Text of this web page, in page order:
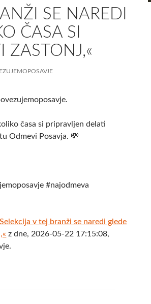
SE NAREDI
ČASA SI
ZASTONJ,«
časa si pripravljen delati
Odmevi Posavja. 💸
#najodmeva
v tej branži se naredi glede
z dne, 2026-05-22 17:15:08,